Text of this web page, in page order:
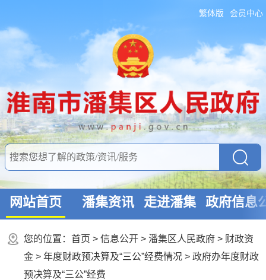
繁体版 会员中心
网站首页 潘集资讯 走进潘集 政府信息
您的位置： 首页 > 信息公开 > 潘集区人民政府 > 财政资
金 > 年度财政预决算及“三公”经费情况 > 政府办年度财政
预决算及“三公”经费